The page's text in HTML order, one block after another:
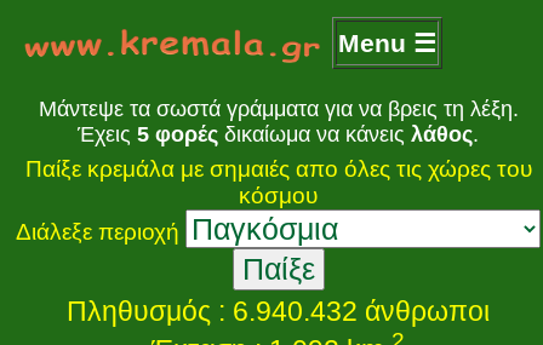
Menu ☰
Μάντεψε τα σωστά γράμματα για να βρεις τη λέξη.
Έχεις 5 φορές δικαίωμα να κάνεις λάθος.
Παίξε κρεμάλα με σημαιές απο όλες τις χώρες του
κόσμου
Διάλεξε περιοχή
Πληθυσμός : 6.940.432 άνθρωποι